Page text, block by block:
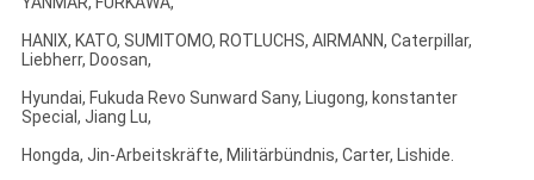
HANIX, KATO, SUMITOMO, ROTLUCHS, AIRMANN, Caterpillar,
Liebherr, Doosan,
Hyundai, Fukuda Revo Sunward Sany, Liugong, konstanter
Special, Jiang Lu,
Hongda, Jin-Arbeitskräfte, Militärbündnis, Carter, Lishide.